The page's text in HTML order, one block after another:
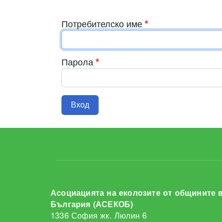
Потребителско име
Парола
Асоциацията на еколозите от общините
България (АСЕКОБ)
1336 София жк. Люлин 6